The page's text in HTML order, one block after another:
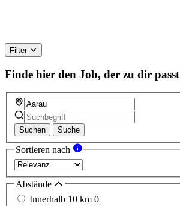
Filter
Finde hier den Job, der zu dir passt
Suchen Suche
Sortieren nach
Abstände
Innerhalb 10 km 0